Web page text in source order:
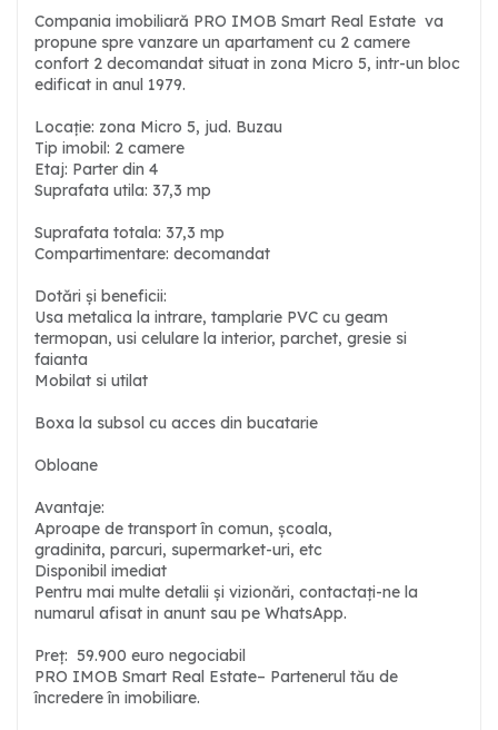
Compania imobiliară PRO IMOB Smart Real Estate va
propune spre vanzare un apartament cu 2 camere
confort 2 decomandat situat in zona Micro 5, intr-un bloc
edificat in anul 1979.
Locație: zona Micro 5, jud. Buzau
Tip imobil: 2 camere
Etaj: Parter din 4
Suprafata utila: 37,3 mp
Suprafata totala: 37,3 mp
Compartimentare: decomandat
Dotări și beneficii:
Usa metalica la intrare, tamplarie PVC cu geam
termopan, usi celulare la interior, parchet, gresie si
faianta
Mobilat si utilat
Boxa la subsol cu acces din bucatarie
Obloane
Avantaje:
Aproape de transport în comun, școala,
gradinita, parcuri, supermarket-uri, etc
Disponibil imediat
Pentru mai multe detalii și vizionări, contactați-ne la
numarul afisat in anunt sau pe WhatsApp.
Preț: 59.900 euro negociabil
PRO IMOB Smart Real Estate– Partenerul tău de
încredere în imobiliare.